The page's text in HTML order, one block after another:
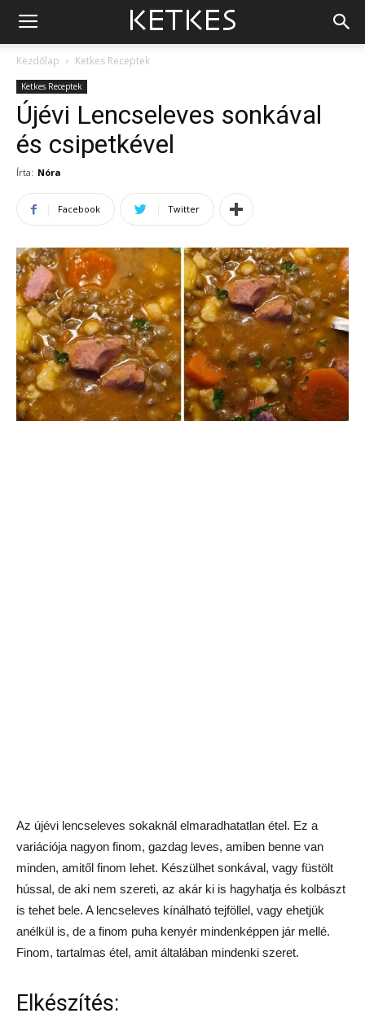
Kezdőlap Ketkes Receptek
Ketkes Receptek
Újévi Lencseleves sonkával
és csipetkével
Írta: Nóra
Facebook Twitter
Az újévi lencseleves sokaknál elmaradhatatlan étel. Ez a
variációja nagyon finom, gazdag leves, amiben benne van
minden, amitől finom lehet. Készülhet sonkával, vagy füstölt
hússal, de aki nem szereti, az akár ki is hagyhatja és kolbászt
is tehet bele. A lencseleves kínálható tejföllel, vagy ehetjük
anélkül is, de a finom puha kenyér mindenképpen jár mellé.
Finom, tartalmas étel, amit általában mindenki szeret.
Elkészítés: